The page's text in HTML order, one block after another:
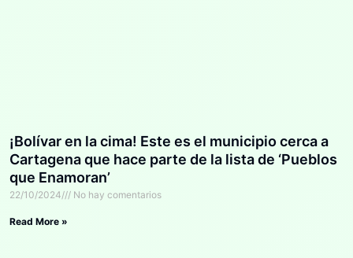
¡Bolívar en la cima! Este es el municipio cerca a
Cartagena que hace parte de la lista de ‘Pueblos
que Enamoran’
22/10/2024 No hay comentarios
Read More »